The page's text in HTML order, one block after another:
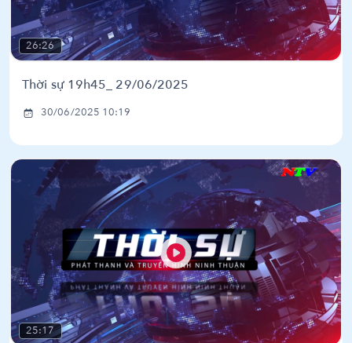
26:26
Thời sự 19h45_ 29/06/2025
30/06/2025 10:19
25:17